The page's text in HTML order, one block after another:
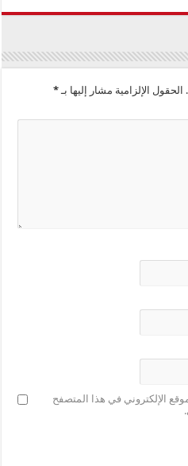
الحقول الإلزامية مشار إليها بـ*
الإلكتروني في هذا المتصفح